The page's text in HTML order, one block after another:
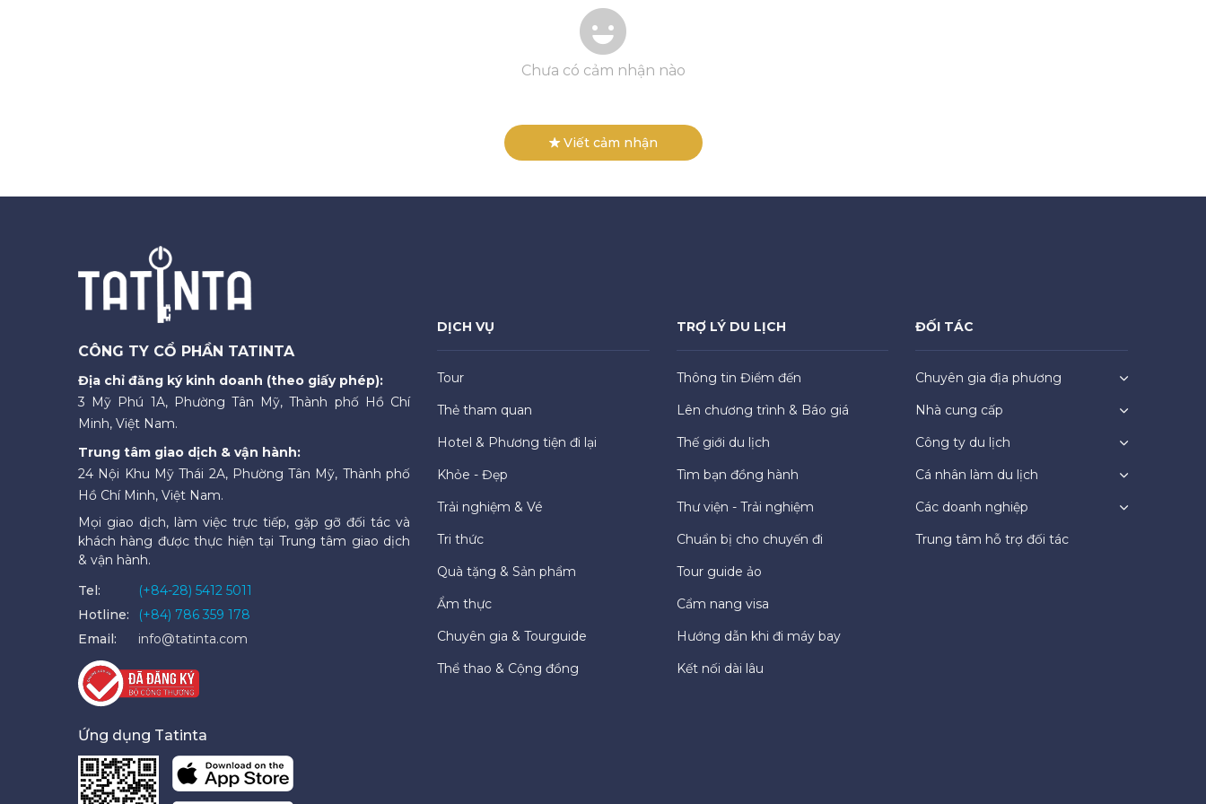
Chưa có cảm nhận nào
Viết cảm nhận
CÔNG TY CỔ PHẦN TATINTA
Địa chỉ đăng ký kinh doanh (theo giấy phép):
3 Mỹ Phú 1A, Phường Tân Mỹ, Thành phố Hồ Chí
Minh, Việt Nam.
Trung tâm giao dịch & vận hành:
24 Nội Khu Mỹ Thái 2A, Phường Tân Mỹ, Thành phố
Hồ Chí Minh, Việt Nam.
Mọi giao dịch, làm việc trực tiếp, gặp gỡ đối tác và
khách hàng được thực hiện tại Trung tâm giao dịch
& vận hành.
Tel:
(+84-28) 5412 5011
Hotline:
(+84) 786 359 178
Email:
info@tatinta.com
Ứng dụng Tatinta
DỊCH VỤ
Tour
Thẻ tham quan
Hotel & Phương tiện đi lại
Khỏe - Đẹp
Trải nghiệm & Vé
Tri thức
Quà tặng & Sản phẩm
Ẩm thực
Chuyên gia & Tourguide
Thể thao & Cộng đồng
TRỢ LÝ DU LỊCH
Thông tin Điểm đến
Lên chương trình & Báo giá
Thế giới du lịch
Tìm bạn đồng hành
Thư viện - Trải nghiệm
Chuẩn bị cho chuyến đi
Tour guide ảo
Cẩm nang visa
Hướng dẫn khi đi máy bay
Kết nối dài lâu
ĐỐI TÁC
Chuyên gia địa phương
Nhà cung cấp
Công ty du lịch
Cá nhân làm du lịch
Các doanh nghiệp
Trung tâm hỗ trợ đối tác